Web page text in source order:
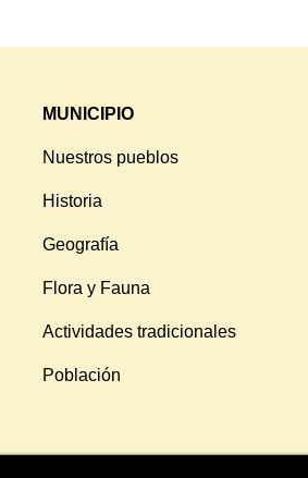
MUNICIPIO
Nuestros pueblos
Historia
Geografía
Flora y Fauna
Actividades tradicionales
Población